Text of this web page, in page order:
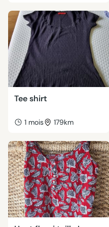
Tee shirt
1 mois 179km